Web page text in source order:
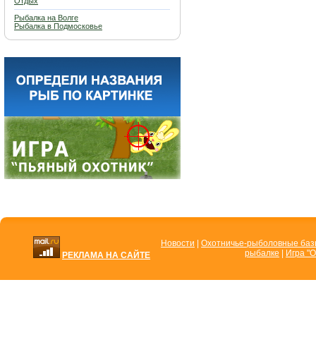
Рыбалка на Волге
Рыбалка в Подмосковье
РЕКЛАМА НА САЙТЕ
Новости
Охотничье-рыболовные
рыбалке
Игра